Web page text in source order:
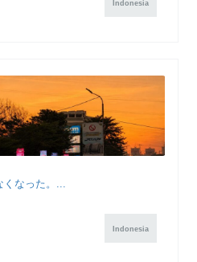
Indonesia
くなった。...
Indonesia